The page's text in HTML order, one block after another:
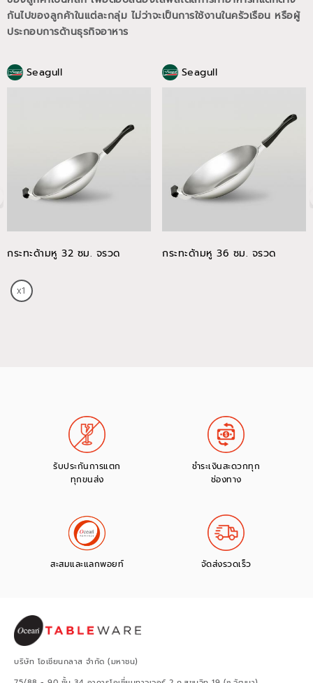
กันไปของลูกค้าในแต่ละกลุ่ม ไม่ว่าจะเป็นการใช้งานในครัวเรือน หรือผู้
ประกอบการด้านธุรกิจอาหาร
Seagull
กระทะด้ามหู 32 ซม. จรวด
Seagull
กระทะด้ามหู 36 ซม. จรวด
รับประกันการแตก
ทุกขนส่ง
ชำระเงินสะดวกทุก
ช่องทาง
สะสมและแลกพอยท์ จัดส่งรวดเร็ว
บริษัท โอเชียนกลาส จำกัด (มหาชน)